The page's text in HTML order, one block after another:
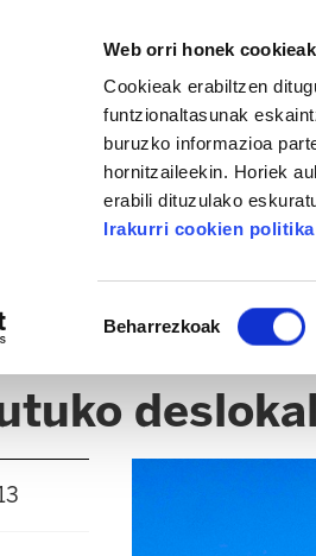
Web orri honek
Cookieak erabiltzen
funtzionaltasunak
buruzko informazioa
hornitzaileekin. Horiek
erabili dituzulako
Irakurri cookien politika
Beharrezkoak
ETA ERAIKUNTZA